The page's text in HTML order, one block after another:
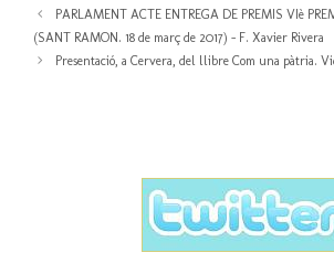
PARLAMENT ACTE ENTREGA DE PREMIS VIè
(SANT RAMON. 18 de març de 2017) – F. Xavier Rivera
Presentació, a Cervera, del llibre Com una pàtria.